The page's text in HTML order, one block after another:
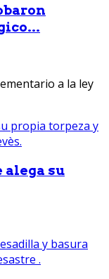
a la ley
alega su